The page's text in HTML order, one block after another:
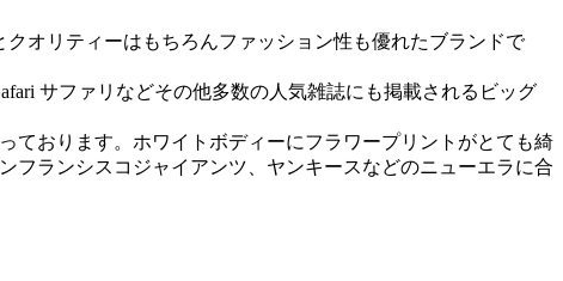
オリティーはもちろんファッション性も優れたブランドで
サファリなどその他多数の人気雑誌にも掲載されるビッグ
ております。ホワイトボディーにフラワープリントがとても綺
フランシスコジャイアンツ、ヤンキースなどのニューエラに合